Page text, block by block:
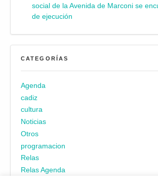
social de la Avenida de Marconi se
de ejecución
CATEGORÍAS
Agenda
cadiz
cultura
Noticias
Otros
programacion
Relas
Relas Agenda